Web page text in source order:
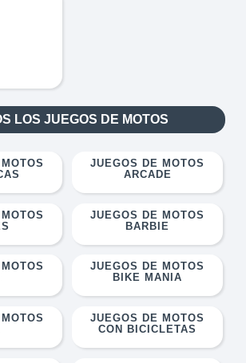
LOS JUEGOS DE MOTOS
JUEGOS DE MOTOS
ARCADE
JUEGOS DE MOTOS
BARBIE
JUEGOS DE MOTOS
BIKE MANIA
JUEGOS DE MOTOS
CON BICICLETAS